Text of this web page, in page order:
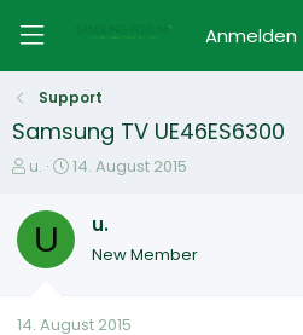
Anmelden
Support
Samsung TV UE46ES6300
E
s
e
u.
E
t
14. August 2015
U u.
New Member
14. August 2015